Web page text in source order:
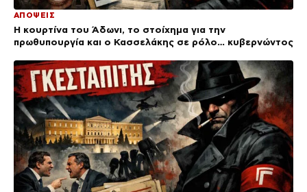
ΑΠΟΨΕΙΣ
Η κουρτίνα του Άδωνι, το στοίχημα για την
πρωθυπουργία και ο Κασσελάκης σε ρόλο… κυβερνώντος